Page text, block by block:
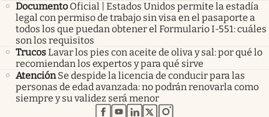
Documento Oficial | Estados Unidos permite la estadía
legal con permiso de trabajo sin visa en el pasaporte a
todos los que puedan obtener el Formulario I-551: cuáles
son los requisitos
TrucosLavar los pies con aceite de oliva y sal: por qué lo
recomiendan los expertos y para qué sirve
Atención Se despide la licencia de conducir para las
personas de edad avanzada: no podrán renovarla como
siempre y su validez será menor
abre en nueva pestaña
abre en nueva pestaña
abre en nueva pestaña
abre en nueva pestaña
abre en nueva pestaña